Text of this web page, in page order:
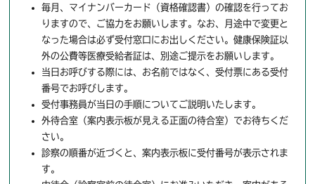
毎月、マイナンバーカード（資格確認書）の確認を行ってお
りますので、ご協力をお願いします。なお、月途中で変更と
なった場合は必ず受付窓口にお出しください。健康保険証以
外の公費等医療受給者証は、別途ご提示をお願いします。
当日お呼びする際には、お名前ではなく、受付票にある受付
番号でお呼びします。
受付事務員が当日の手順についてご説明いたします。
外待合室（案内表示板が見える正面の待合室）でお待ちくだ
さい。
診察の順番が近づくと、案内表示板に受付番号が表示されま
す。